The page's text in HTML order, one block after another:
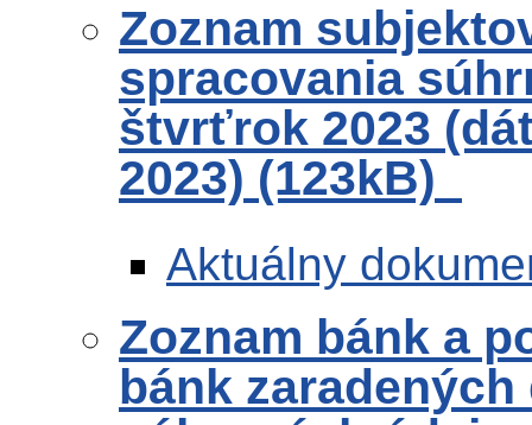
Zoznam
spracovania
štvrťrok 2023
2023) (123kB)
Aktuálny
Zoznam bánk a
bánk